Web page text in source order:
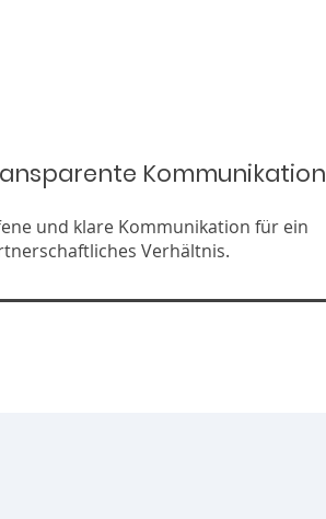
Kommunikation
und klare Kommunikation für ein
Verhältnis.